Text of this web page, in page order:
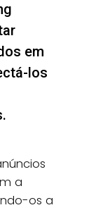
em
los
a
os a